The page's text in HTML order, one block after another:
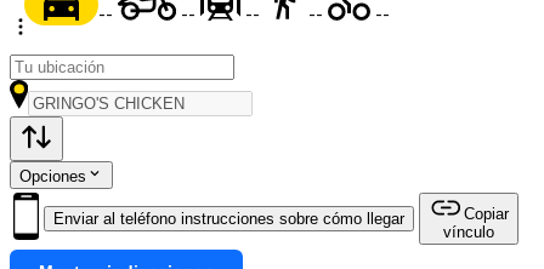
-- -- -- -- --
Opciones
Enviar al teléfono instrucciones sobre cómo llegar
Copiar
vínculo